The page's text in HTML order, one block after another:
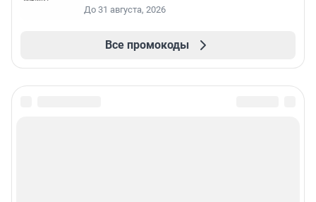
До 31 августа, 2026
Все промокоды